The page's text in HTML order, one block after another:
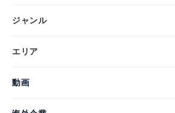
ジャンル
エリア
動画